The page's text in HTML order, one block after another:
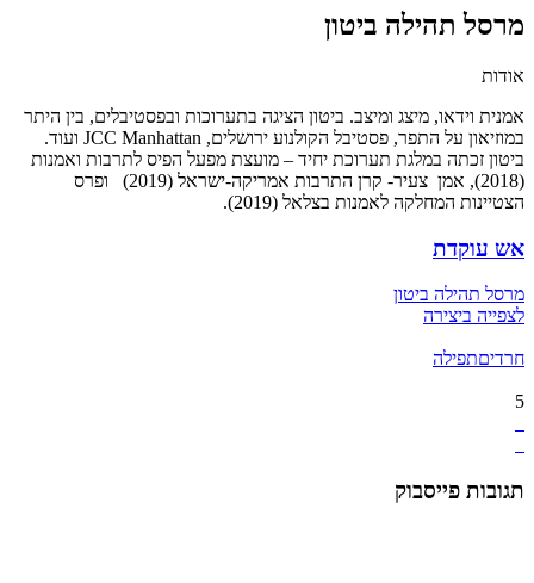
מרסל תהילה ביטון
אודות
אמנית וידאו, מיצג ומיצב. ביטון הציגה בתערוכות ובפסטיבלים, בין היתר
במוזיאון על התפר, פסטיבל הקולנוע ירושלים, JCC Manhattan ועוד.
ביטון זכתה במלגת תערוכת יחיד – מועצת מפעל הפיס לתרבות ואמנות
(2018), אמן צעיר- קרן התרבות אמריקה-ישראל (2019) ופרס
הצטיינות המחלקה לאמנות בצלאל (2019).
אש עוקדת
מרסל תהילה ביטון
לצפייה ביצירה
חרדיםתפילה
5
תגובות פייסבוק